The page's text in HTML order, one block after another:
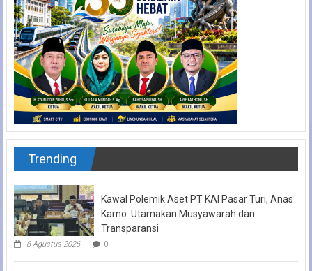
Trending
Kawal Polemik Aset PT KAI Pasar Turi, Anas
Karno: Utamakan Musyawarah dan
Transparansi
8 Agustus 2026 0